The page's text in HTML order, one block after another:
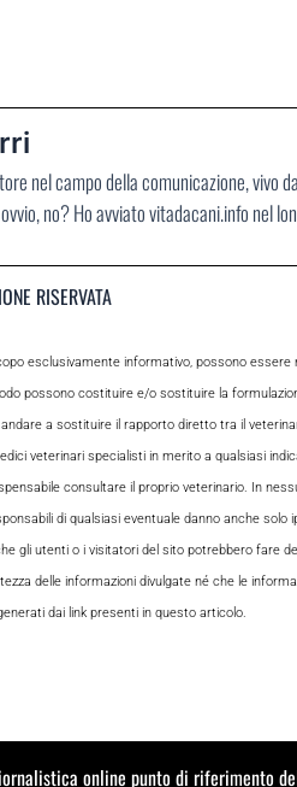
nel campo della comunicazione, vivo
no? Ho avviato vitadacani.info nel
RISERVATA
esclusivamente informativo, possono
possono costituire e/o sostituire la
a sostituire il rapporto diretto tra il
veterinari specialisti in merito a qualsiasi
consultare il proprio veterinario. In
di qualsiasi eventuale danno anche
gli utenti o i visitatori del sito potrebbero fare
delle informazioni divulgate né che le
dai link presenti in questo articolo.
online punto di riferimento